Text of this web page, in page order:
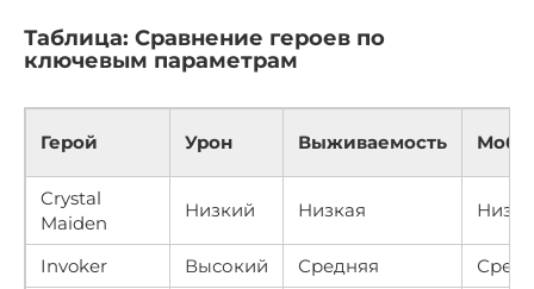
Таблица: Сравнение героев по
ключевым параметрам
Герой Урон Выживаемость
Crystal
Maiden
Низкий Низкая
Invoker Высокий Средняя